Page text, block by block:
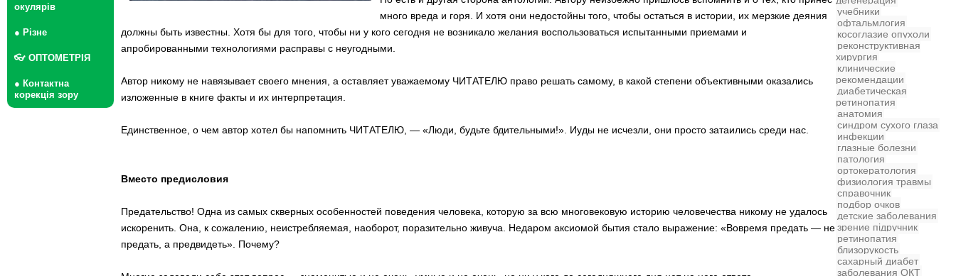
окулярів
● Різне
👓 ОПТОМЕТРІЯ
● Контактна
корекція зору
много вреда и горя. И хотя они недостойны того, чтобы остаться в истории, их мерзкие деяния
должны быть известны. Хотя бы для того, чтобы ни у кого сегодня не возникало желания воспользоваться испытанными приемами и
апробированными технологиями расправы с неугодными.
Автор никому не навязывает своего мнения, а оставляет уважаемому ЧИТАТЕЛЮ право решать самому, в какой степени объективными оказались
изложенные в книге факты и их интерпретация.
Единственное, о чем автор хотел бы напомнить ЧИТАТЕЛЮ, — «Люди, будьте бдительными!». Иуды не исчезли, они просто затаились среди нас.
Вместо предисловия
Предательство! Одна из самых скверных особенностей поведения человека, которую за всю многовековую историю человечества никому не удалось
искоренить. Она, к сожалению, неистребляемая, наоборот, поразительно живуча. Недаром аксиомой бытия стало выражение: «Вовремя предать — не
предать, а предвидеть». Почему?
учебники
офтальмлогия
косоглазие опухоли
реконструктивная
хирургия
клинические
рекомендации
диабетическая
ретинопатия
анатомия
синдром сухого глаза
инфекции
глазные болезни
патология
ортокератология
физиология травмы
справочник
подбор очков
детские заболевания
зрение підручник
ретинопатия
близорукость
сахарный диабет
заболевания ОКТ